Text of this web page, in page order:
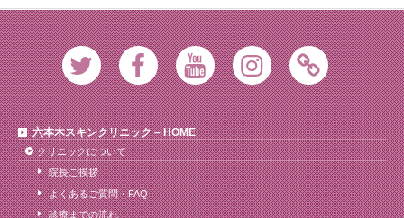
Twitter FacebookYoutube InstagramAmeblo
六本木スキンクリニック – HOME
クリニックについて
院長ご挨拶
よくあるご質問・FAQ
診療までの流れ